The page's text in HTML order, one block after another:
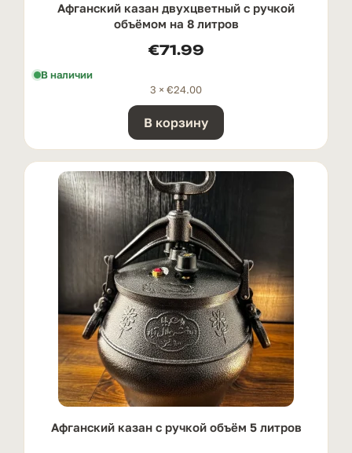
Афганский казан двухцветный с ручкой
oбъёмом на 8 литров
€71.99
В наличии
3 × €24.00
В корзину
Афганский казан с ручкой oбъём 5 литров